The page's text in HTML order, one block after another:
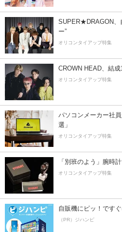
SUPER★DRAGON、
ー”
オリコンタイアップ特集
CROWN HEAD、結
オリコンタイアップ特集
パソコンメーカー社
選」
オリコンタイアップ特集
「別班のよう」腕時
オリコンタイアップ特集
自販機にピッ！です
（PR）ジハンピ